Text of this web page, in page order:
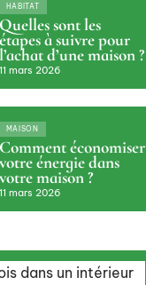
HABITAT
Quelles sont les
étapes à suivre pour
l’achat d’une maison ?
11 mars 2026
MAISON
Comment économiser
votre énergie dans
votre maison ?
11 mars 2026